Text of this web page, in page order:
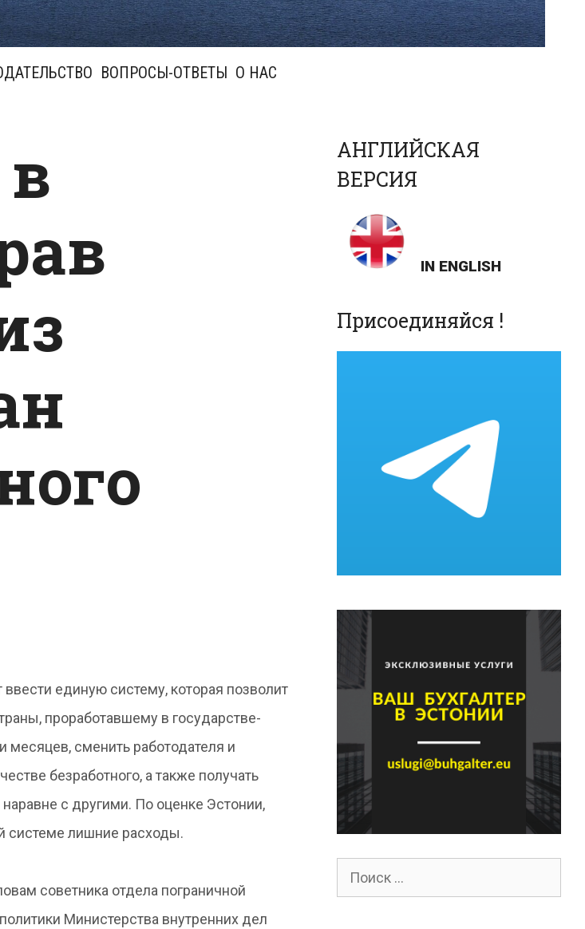
ВОПРОСЫ-ОТВЕТЫ О НАС
единую систему, которая позволит
проработавшему в государстве-
месяцев, сменить работодателя и
безработного, а также получать
с другими. По оценке Эстонии,
системе лишние расходы.
советника отдела пограничной
Министерства внутренних дел
АНГЛИЙСКАЯ
ВЕРСИЯ
IN ENGLISH
Присоединяйся !
Поиск
для: